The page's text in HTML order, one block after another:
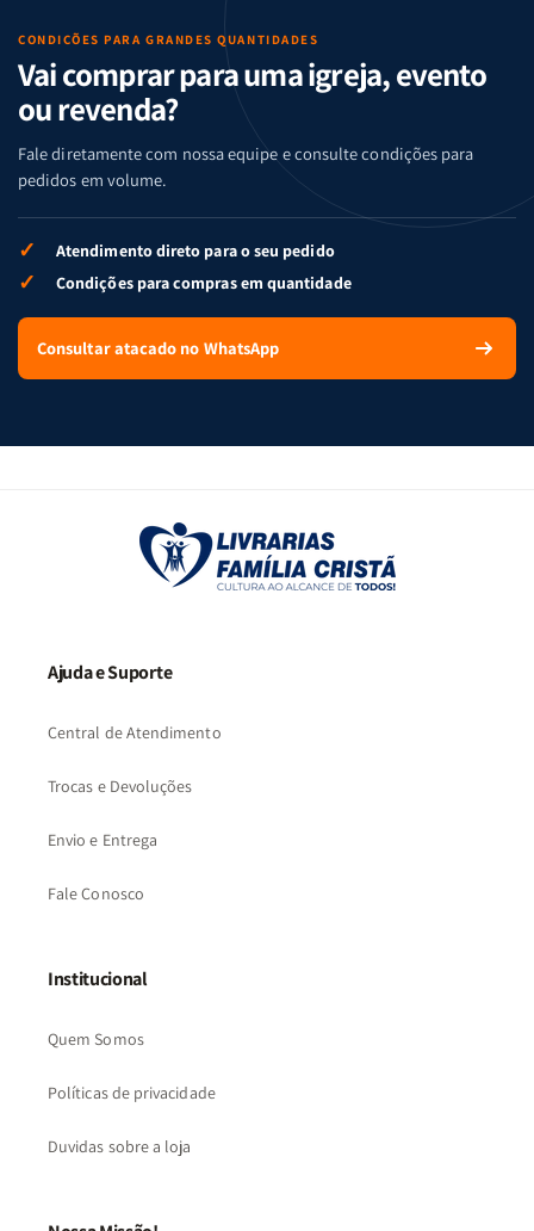
CONDIÇÕES PARA GRANDES QUANTIDADES
Vai comprar para uma igreja, evento
ou revenda?
Fale diretamente com nossa equipe e consulte condições para
pedidos em volume.
✓ Atendimento direto para o seu pedido
✓ Condições para compras em quantidade
Consultar atacado no WhatsApp
Ajuda e Suporte
Central de Atendimento
Trocas e Devoluções
Envio e Entrega
Fale Conosco
Institucional
Quem Somos
Políticas de privacidade
Duvidas sobre a loja